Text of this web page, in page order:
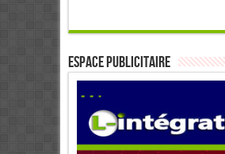
ESPACE PUBLICITAIRE